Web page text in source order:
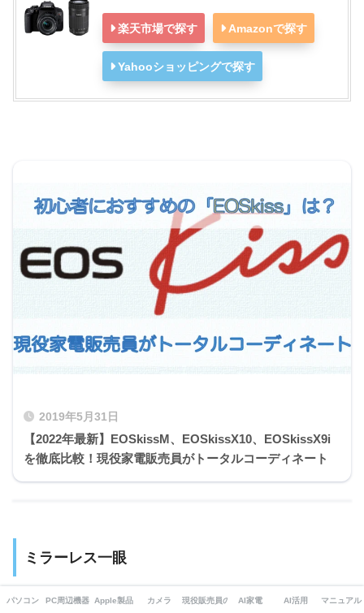
楽天市場で探す Amazonで探す
Yahooショッピングで探す
2019年5月31日
【2022年最新】EOSkissM、EOSkissX10、EOSkissX9i
を徹底比較！現役家電販売員がトータルコーディネート
ミラーレス一眼
ミラーレス一眼はその名の通り、一眼レフから光を反射させ
パソコン PC周辺機器・ガジェット
Apple製品 カメラ 現役販売員の本音AI家電 AI活用 マニュアル